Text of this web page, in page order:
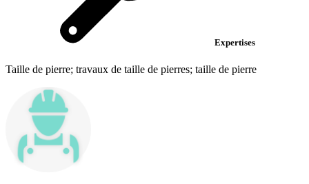
Expertises
Taille de pierre; travaux de taille de pierres; taille de pierre